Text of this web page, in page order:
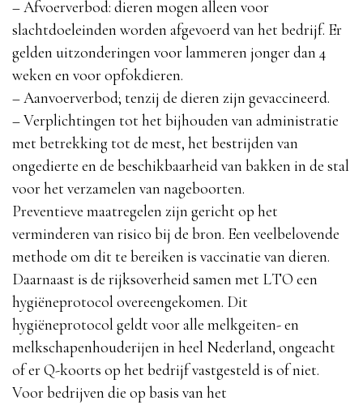
– Afvoerverbod: dieren mogen alleen voor
slachtdoeleinden worden afgevoerd van het bedrijf. Er
gelden uitzonderingen voor lammeren jonger dan 4
weken en voor opfokdieren.
– Aanvoerverbod; tenzij de dieren zijn gevaccineerd.
– Verplichtingen tot het bijhouden van administratie
met betrekking tot de mest, het bestrijden van
ongedierte en de beschikbaarheid van bakken in de stal
voor het verzamelen van nageboorten.
Preventieve maatregelen zijn gericht op het
verminderen van risico bij de bron. Een veelbelovende
methode om dit te bereiken is vaccinatie van dieren.
Daarnaast is de rijksoverheid samen met LTO een
hygiëneprotocol overeengekomen. Dit
hygiëneprotocol geldt voor alle melkgeiten- en
melkschapenhouderijen in heel Nederland, ongeacht
of er Q-koorts op het bedrijf vastgesteld is of niet.
Voor bedrijven die op basis van het